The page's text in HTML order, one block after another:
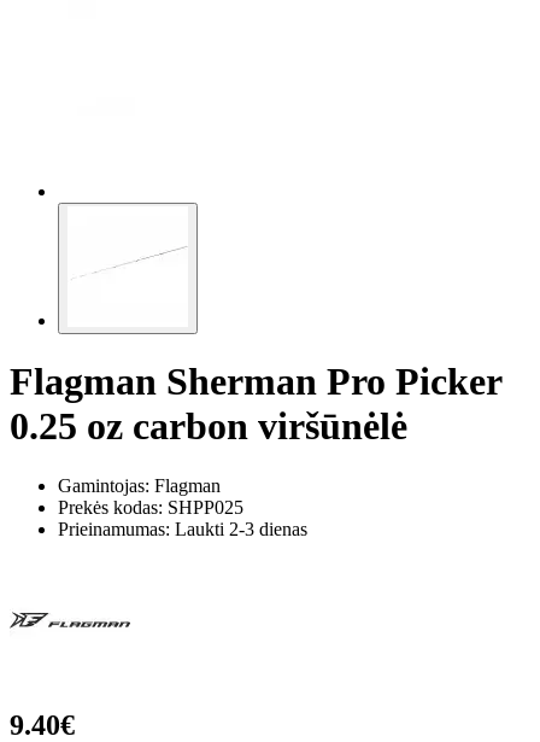
Flagman Sherman Pro Picker
0.25 oz carbon viršūnėlė
Gamintojas: Flagman
Prekės kodas: SHPP025
Prieinamumas: Laukti 2-3 dienas
9.40€